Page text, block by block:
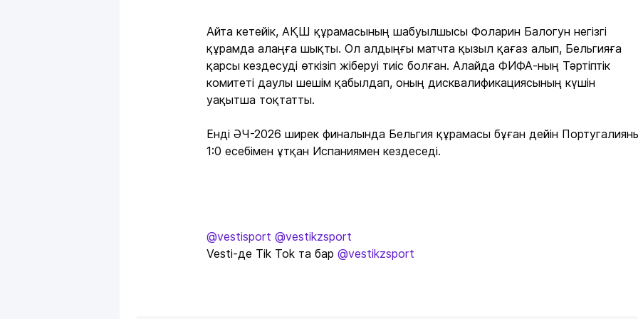
Айта кетейік, АҚШ құрамасының шабуылшысы Фоларин Балогун негізгі
құрамда алаңға шықты. Ол алдыңғы матчта қызыл қағаз алып, Бельгияға
қарсы кездесуді өткізіп жіберуі тиіс болған. Алайда ФИФА-ның Тәртіптік
комитеті даулы шешім қабылдап, оның дисквалификациясының күшін
уақытша тоқтатты.
Енді ӘЧ-2026 ширек финалында Бельгия құрамасы бұған дейін
1:0 есебімен ұтқан Испаниямен кездеседі.
@vestisport @vestikzsport
Vesti-де Tik Tok та бар @vestikzsport